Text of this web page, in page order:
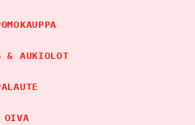
& AUKIOLOT
OIVA